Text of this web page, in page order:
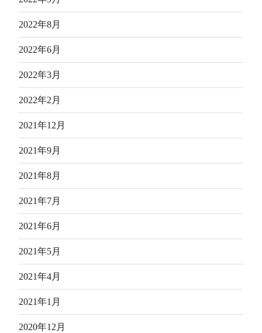
2022年8月
2022年6月
2022年3月
2022年2月
2021年12月
2021年9月
2021年8月
2021年7月
2021年6月
2021年5月
2021年4月
2021年1月
2020年12月